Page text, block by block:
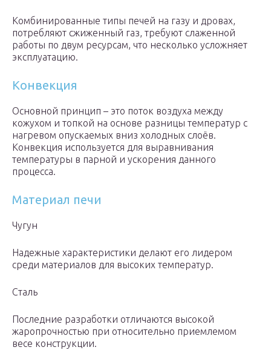
Комбинированные типы печей на газу и дровах,
потребляют сжиженный газ, требуют слаженной
работы по двум ресурсам, что несколько усложняет
эксплуатацию.
Конвекция
Основной принцип – это поток воздуха между
кожухом и топкой на основе разницы температур с
нагревом опускаемых вниз холодных слоёв.
Конвекция используется для выравнивания
температуры в парной и ускорения данного
процесса.
Материал печи
Чугун
Надежные характеристики делают его лидером
среди материалов для высоких температур.
Сталь
Последние разработки отличаются высокой
жаропрочностью при относительно приемлемом
весе конструкции.